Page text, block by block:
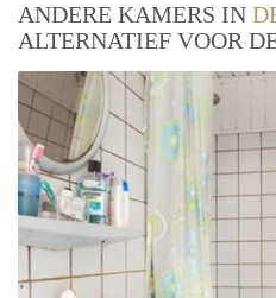
ANDERE KAMERS IN
ALTERNATIEF VOOR